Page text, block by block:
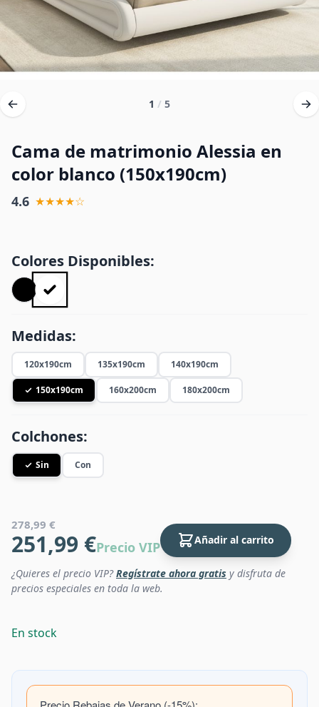
1 / 5
Cama de matrimonio Alessia en
color blanco (150x190cm)
4.6 ★★★★☆
Colores Disponibles:
Medidas:
120x190cm 135x190cm 140x190cm
150x190cm 160x200cm 180x200cm
Colchones:
Sin Con
278,99 €
251,99 €Precio VIP Añadir al carrito
¿Quieres el precio VIP?Regístrate ahora gratis y disfruta de
precios especiales en toda la web.
En stock